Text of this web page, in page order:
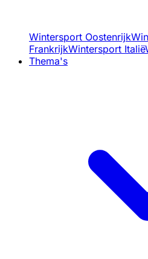
Wintersport Oostenrijk
FrankrijkWintersport Italië
Thema's